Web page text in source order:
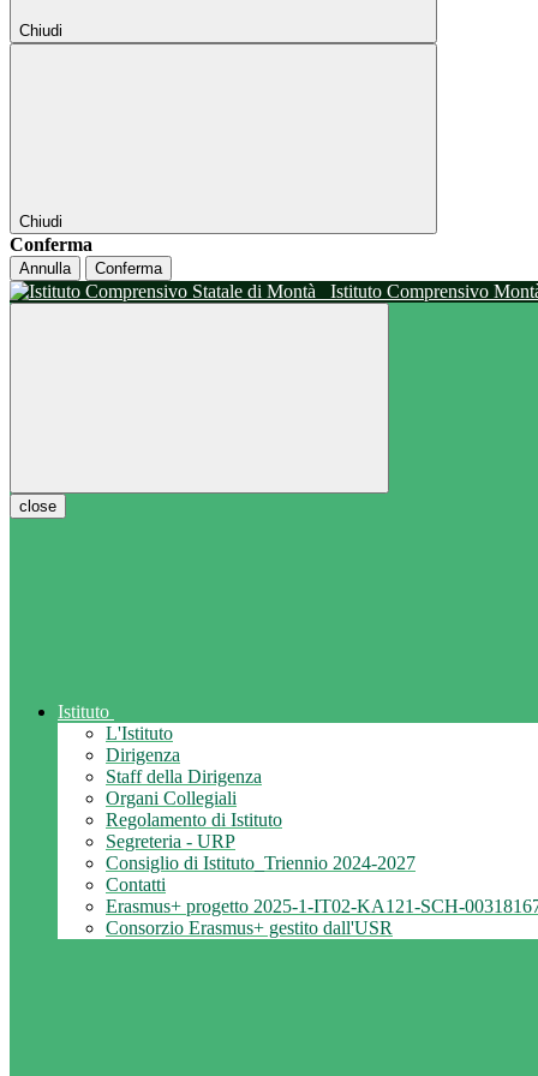
Chiudi
Chiudi
Conferma
Annulla Conferma
Istituto Comprensivo
close
Istituto
L'Istituto
Dirigenza
Staff della Dirigenza
Organi Collegiali
Regolamento di Istituto
Segreteria - URP
Consiglio di Istituto_Triennio 2024-2027
Contatti
Erasmus+ progetto 2025-1-IT02-KA121-SCH-
Consorzio Erasmus+ gestito dall'USR